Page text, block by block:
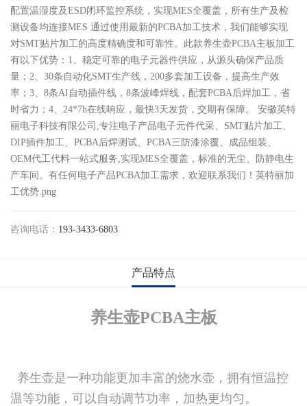
配置温湿度及ESD闭环监控系统，实现MES全覆盖，所有生产及检
测设备均连接MES 通过使用最新的PCBA加工技术，我们能够实现
对SMT贴片加工的高度精确度和可靠性。此款养生壶PCBA主板加工
有以下优势：1、稳定可靠的电子元器件供应，从源头确保产品质
量；2、30条自动化SMT生产线，200多套加工设备，提高生产效
率；3、8条AI自动插件线，8条波峰焊线，配套PCBA后焊加工，省
时省力；4、24*7h在线响应，最快3天发货，交期有保障。 安徽英特
丽电子科技有限公司,专注电子产品电子元件代采、SMT贴片加工、
DIP插件加工、PCBA后焊测试、PCBA三防漆涂覆、成品组装、
OEM代工代料一站式服务,实现MES全覆盖，标准的无尘、防静电生
产车间。有任何电子产品PCBA加工​需求，欢迎联系我们！英特丽加
工优势.png
咨询电话： 193-3433-6803
产品特点
养生壶PCBA主板
养生壶是一种功能更加丰富的烧水壶，拥有恒温控
温等功能，可以自动调节功率，加热更均匀。